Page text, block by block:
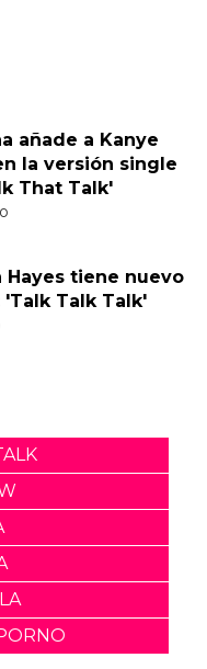
añade a Kanye
la versión single
That Talk'
Hayes tiene nuevo
'Talk Talk Talk'